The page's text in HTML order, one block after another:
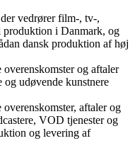
vedrører film-, tv-,
produktion i Danmark, og
dansk produktion af høj
og aftaler
og udøvende kunstnere
aftaler og
VOD tjenester og
og levering af